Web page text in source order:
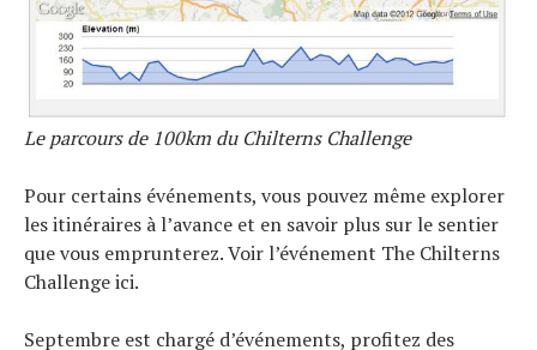
Le parcours de 100km du Chilterns Challenge
Pour certains événements, vous pouvez même explorer
les itinéraires à l’avance et en savoir plus sur le sentier
que vous emprunterez. Voir l’événement The Chilterns
Challenge ici.
Septembre est chargé d’événements, profitez des